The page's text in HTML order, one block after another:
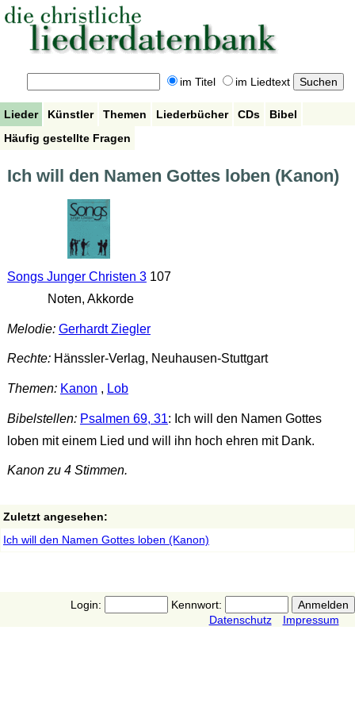
im Titel im Liedtext
Lieder Künstler Themen Liederbücher CDs
Bibel
Häufig gestellte Fragen
Ich will den Namen Gottes loben (Kanon)
Songs Junger Christen 3107
Noten, Akkorde
Melodie: Gerhardt Ziegler
Rechte:Hänssler-Verlag, Neuhausen-Stuttgart
Themen: Kanon , Lob
Bibelstellen: Psalmen 69, 31: Ich will den Namen Gottes
loben mit einem Lied und will ihn hoch ehren mit Dank.
Kanon zu 4 Stimmen.
Zuletzt angesehen:
Ich will den Namen Gottes loben (Kanon)
Login:
Kennwort:
Datenschutz
Impressum